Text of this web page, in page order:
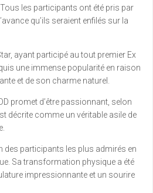
les participants ont été pris par
qu’ils seraient enfilés sur la
ayant participé au tout premier Ex
une immense popularité en raison
et de son charme naturel.
promet d’être passionnant, selon
décrite comme un véritable asile de
des participants les plus admirés en
Sa transformation physique a été
impressionnante et un sourire